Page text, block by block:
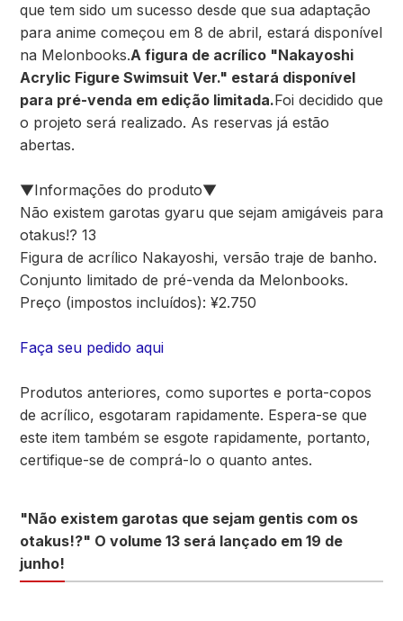
que tem sido um sucesso desde que sua adaptação
para anime começou em 8 de abril, estará disponível
na Melonbooks.A figura de acrílico "Nakayoshi
Acrylic Figure Swimsuit Ver." estará disponível
para pré-venda em edição limitada.Foi decidido que
o projeto será realizado. As reservas já estão
abertas.
▼Informações do produto▼
Não existem garotas gyaru que sejam amigáveis para
otakus!? 13
Figura de acrílico Nakayoshi, versão traje de banho.
Conjunto limitado de pré-venda da Melonbooks.
Preço (impostos incluídos): ¥2.750
Faça seu pedido aqui
Produtos anteriores, como suportes e porta-copos
de acrílico, esgotaram rapidamente. Espera-se que
este item também se esgote rapidamente, portanto,
certifique-se de comprá-lo o quanto antes.
"Não existem garotas que sejam gentis com os
otakus!?" O volume 13 será lançado em 19 de
junho!